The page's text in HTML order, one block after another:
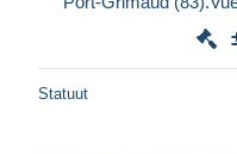
Statuut